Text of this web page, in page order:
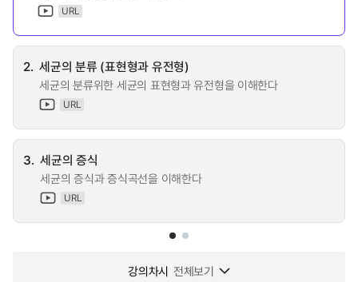
URL
2. 세균의 분류 (표현형과 유전형)
세균의 분류위한 세균의 표현형과 유전형을 이해한다
URL
3. 세균의 증식
세균의 증식과 증식곡선을 이해한다
URL
강의차시 전체보기